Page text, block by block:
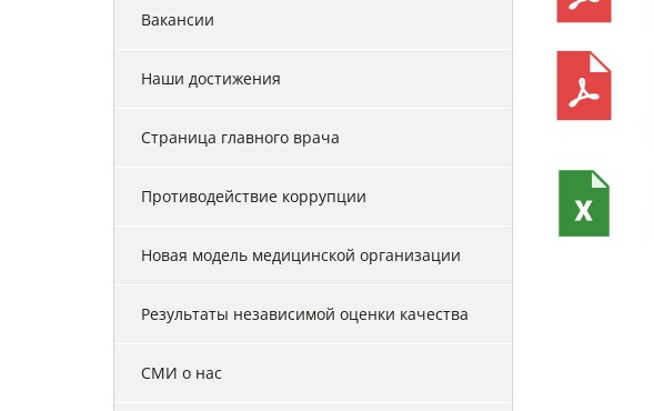
Вакансии
Наши достижения
Страница главного врача
Противодействие коррупции
Новая модель медицинской организации
Результаты независимой оценки качества
СМИ о нас